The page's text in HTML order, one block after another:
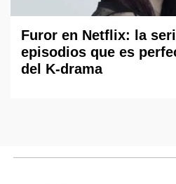
Furor en Netflix: la
episodios que es
del K-drama